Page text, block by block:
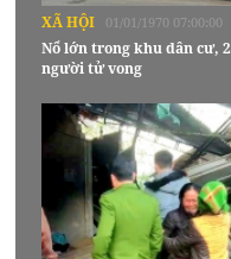
XÃ HỘI 01/01/1970 07:00:00
Nổ lớn trong khu dân cư, 2
người tử vong